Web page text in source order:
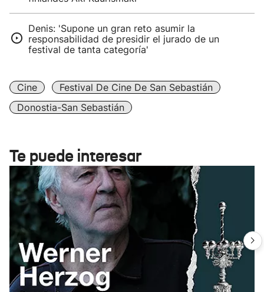
Denis: 'Supone un gran reto asumir la
responsabilidad de presidir el jurado de un
festival de tanta categoría'
Cine
Festival De Cine De San Sebastián
Donostia-San Sebastián
Te puede interesar